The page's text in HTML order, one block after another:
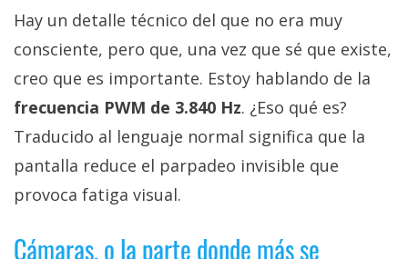
Hay un detalle técnico del que no era muy
consciente, pero que, una vez que sé que existe,
creo que es importante. Estoy hablando de la
frecuencia PWM de 3.840 Hz. ¿Eso qué es?
Traducido al lenguaje normal significa que la
pantalla reduce el parpadeo invisible que
provoca fatiga visual.
Cámaras, o la parte donde más se